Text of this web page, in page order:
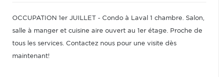
OCCUPATION 1er JUILLET - Condo à Laval 1 chambre. Salon,
salle à manger et cuisine aire ouvert au 1er étage. Proche de
tous les services. Contactez nous pour une visite dès
maintenant!